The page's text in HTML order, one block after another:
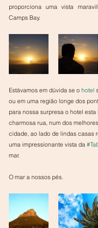
proporciona uma vista
Camps Bay.
Estávamos em dúvida se o hotel
ou em uma região longe dos
para nossa surpresa o hotel
charmosa rua, num dos
cidade, ao lado de lindas casas
uma impressionante vista da
mar.
O mar a nossos pés.